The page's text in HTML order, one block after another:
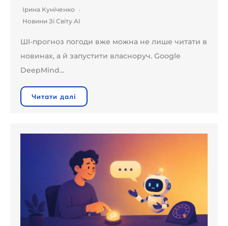
Ірина Куніченко
Новини Зі Світу AI
ШІ-прогноз погоди вже можна не лише читати в
новинах, а й запустити власноруч. Google
DeepMind...
Читати далі